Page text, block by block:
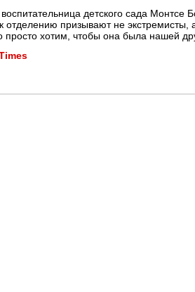
детского сада Монтсе
отделению призывают не
хотим, чтобы она была нашей